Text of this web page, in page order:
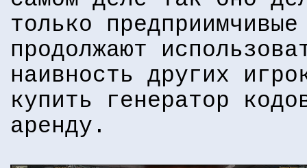
только
продолжают
наивность других
купить генератор
аренду.